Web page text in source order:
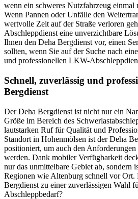
wenn ein schweres Nutzfahrzeug einmal
Wenn Pannen oder Unfälle den
wertvolle Zeit auf der Straße verloren
Abschleppdienst eine unverzichtbare
Ihnen den Deha Bergdienst vor, einen
sollten, wenn Sie auf der Suche nach
und professionellen LKW-
Schnell, zuverlässig und
Bergdienst
Der Deha Bergdienst ist nicht nur ein
Größe im Bereich des
lautstarken Ruf für Qualität und
Standort in Hohenmölsen ist der Deha
positioniert, um auch den
werden. Dank mobiler Verfügbarkeit
nur das unmittelbare Gebiet ab, sondern
Regionen wie Altenburg schnell vor Ort.
Bergdienst zu einer zuverlässigen Wahl
Abschleppbedarf?